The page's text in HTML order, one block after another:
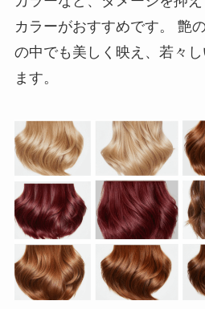
カラーがおすすめです。 艶
の中でも美しく映え、若々
ます。